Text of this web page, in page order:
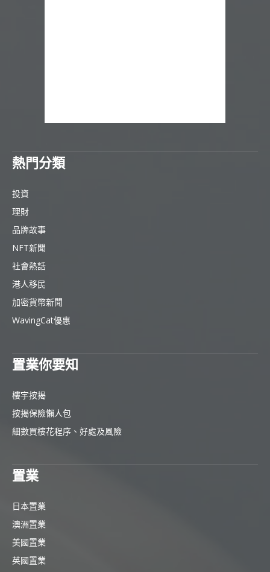
熱門分類
投資
理財
品牌故事
NFT新聞
社會熱話
港人移民
加密貨幣新聞
WavingCat優惠
置業你要知
樓宇按揭
按揭保險懶人包
細數買樓花程序、好處及風險
置業
日本置業
澳洲置業
美國置業
英國置業